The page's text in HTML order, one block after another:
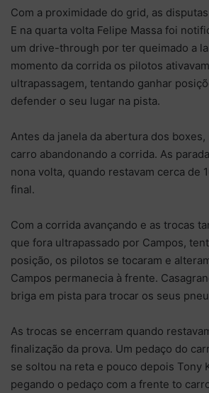
Com a proximidade do grid, as
E na quarta volta Felipe Massa foi
um drive-through por ter queimado a
momento da corrida os pilotos
ultrapassagem, tentando ganhar
defender o seu lugar na pista.
Antes da janela da abertura dos
carro abandonando a corrida. As
nona volta, quando restavam cerca de
final.
Com a corrida avançando e as trocas
que fora ultrapassado por Campos,
posição, os pilotos se tocaram e
Campos permanecia à frente.
briga em pista para trocar os seus
As trocas se encerram quando
finalização da prova. Um pedaço do
se soltou na reta e pouco depois Tony
pegando o pedaço com a frente to